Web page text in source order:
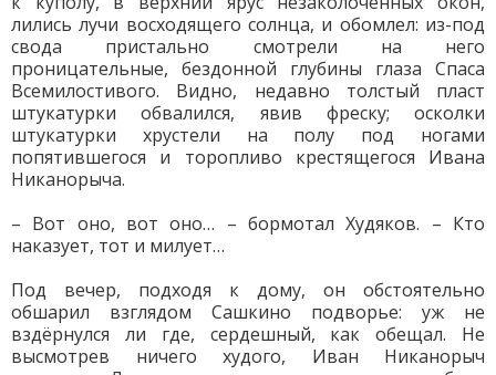
лились лучи восходящего солнца, и обомлел: из-под
свода пристально смотрели на него
проницательные, бездонной глубины глаза Спаса
Всемилостивого. Видно, недавно толстый пласт
штукатурки обвалился, явив фреску; осколки
штукатурки хрустели на полу под ногами
попятившегося и торопливо крестящегося Ивана
Никанорыча.
– Вот оно, вот оно… – бормотал Худяков. – Кто
наказует, тот и милует…
Под вечер, подходя к дому, он обстоятельно
обшарил взглядом Сашкино подворье: уж не
вздёрнулся ли где, сердешный, как обещал. Не
высмотрев ничего худого, Иван Никанорыч